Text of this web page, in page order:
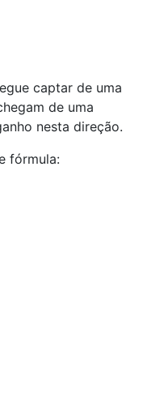
captar de uma
de uma
nesta direção.
fórmula: